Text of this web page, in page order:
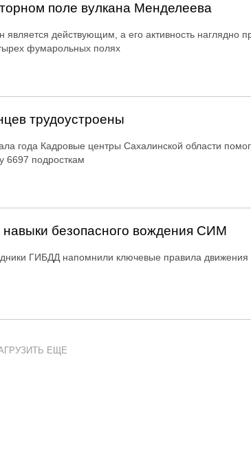
поле вулкана Менделеева
является действующим, а его активность наглядно
фумарольных полях
трудоустроены
года Кадровые центры Сахалинской области
6697 подросткам
безопасного вождения СИМ
ГИБДД напомнили ключевые правила
ЕЩЕ